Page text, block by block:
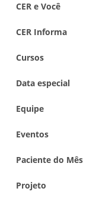
CER e Você
CER Informa
Cursos
Data especial
Equipe
Eventos
Paciente do Mês
Projeto